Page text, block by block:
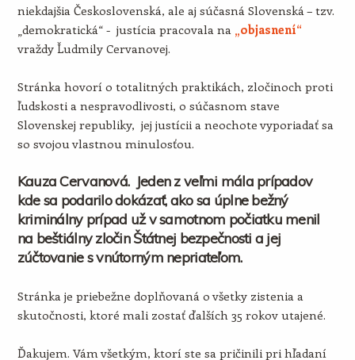
niekdajšia Československá, ale aj súčasná Slovenská – tzv.
„demokratická“ - justícia pracovala na „objasnení“
vraždy Ľudmily Cervanovej.
Stránka hovorí o totalitných praktikách, zločinoch proti
ľudskosti a nespravodlivosti, o súčasnom stave
Slovenskej republiky, jej justícii a neochote vyporiadať sa
so svojou vlastnou minulosťou.
Kauza Cervanová. Jeden z veľmi mála prípadov
kde sa podarilo dokázať, ako sa úplne bežný
kriminálny prípad už v samotnom počiatku menil
na beštiálny zločin Štátnej bezpečnosti a jej
zúčtovanie s vnútorným nepriateľom.
Stránka je priebežne doplňovaná o všetky zistenia a
skutočnosti, ktoré mali zostať ďalších 35 rokov utajené.
Ďakujem. Vám všetkým, ktorí ste sa pričinili pri hľadaní